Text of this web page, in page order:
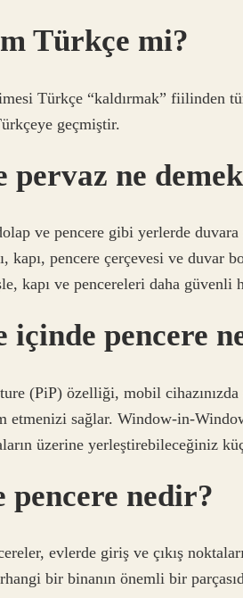
Türkçe mi?
Türkçe “kaldırmak” fiilinden
geçmiştir.
pervaz ne
ve pencere gibi yerlerde
kapı, pencere çerçevesi ve duvar
kapı ve pencereleri daha güvenli
içinde pencere
(PiP) özelliği, mobil
etmenizi sağlar. Window-in-
üzerine yerleştirebileceğiniz
pencere nedir?
evlerde giriş ve çıkış
bir binanın önemli bir